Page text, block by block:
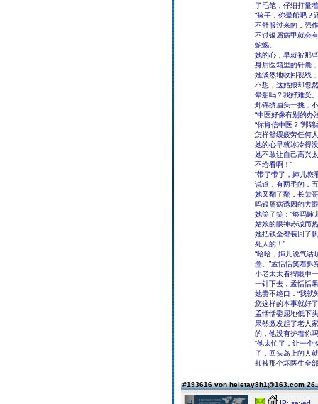
了毛笔，仔细打量
“孩子，你晕船吧？
不舒服过来的，强
不过银屑病甲就会
蛇蝎。
她的心，早就被那
身后医箱里的针囊
她淡然地收回视线
不想，这姑娘却忽
晕船吗？我好难受。
郑锦绣眉头一挑，
“中医好像有别的办
“你肯信中医？”郑
怎样舒缓疲劳任何
她的心早就冰冷得
她不敢让自己高兴
不给看啊！”
“带了带了，婶儿您
说道，有两毛的，
她又翻了翻，长荣
吗银屑病诱因的大
她笑了笑：“够吗婶
姑娘的眼神赤诚而
她把钱全都装回了
死人的！”
“哈哈，婶儿说气话
墨。”孟恬恬笑着拆
小老太太看得眼中
一针下去，孟恬恬
她赞不绝口：“我就
您这样的本事就好
孟恬恬委屈地低下
果然激发起了老人
的，他没有护着你
“他太忙了，让一个
了，回头岛上的人
却被那个坏医生全
#193616 von heletay8h1@163.com